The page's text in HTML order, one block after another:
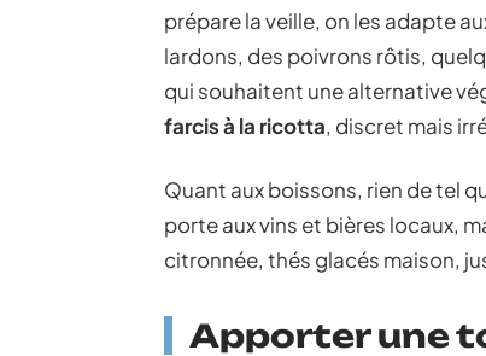
prépare la veille, on les adapte
lardons, des poivrons rôtis,
qui souhaitent une alternative
farcis à la ricotta, discret mais
Quant aux boissons, rien de tel
porte aux vins et bières locaux,
citronnée, thés glacés maison,
Apporter une